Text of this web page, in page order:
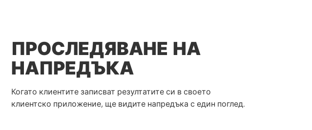
ПРОСЛЕДЯВАНЕ НА
НАПРЕДЪКА
Когато клиентите записват резултатите си в своето
клиентско приложение, ще видите напредъка с един поглед.